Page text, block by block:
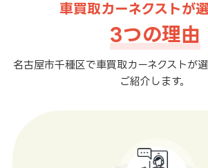
車買取カーネクストが
3つの理由
名古屋市千種区で車買取カーネクストが
ご紹介します。